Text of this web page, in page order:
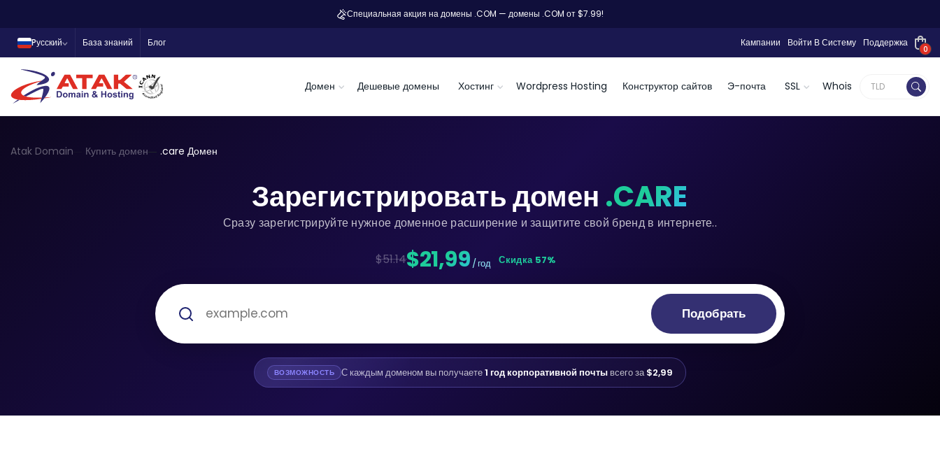
Специальная акция на домены .COM — домены .COM от $7.99!
Pусский База знаний Блог Кампании Войти В Систему Поддержка
0
Домен Дешевые домены Хостинг Wordpress Hosting Конструктор сайтов Э-почта SSL Whois
Atak Domain Купить домен .care Домен
Зарегистрировать домен .CARE
Сразу зарегистрируйте нужное доменное расширение и защитите свой бренд в интернете..
$51.14$21,99 / год Скидка 57%
Подобрать
ВОЗМОЖНОСТЬ С каждым доменом вы получаете1 год корпоративной почты всего за$2,99